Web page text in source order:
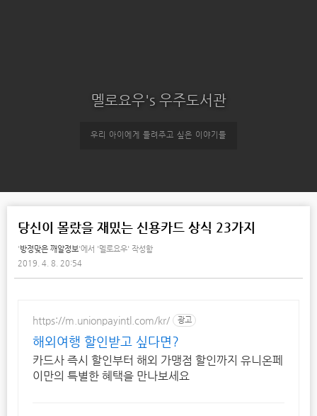
멜로요우's 우주도서관
우리 아이에게 들려주고 싶은 이야기들
당신이 몰랐을 재밌는 신용카드 상식 23가지
'방정맞은 깨알정보'에서 '멜로요우' 작성함
2019. 4. 8. 20:54
https://m.unionpayintl.com/kr/ 광고
해외여행 할인받고 싶다면?
카드사 즉시 할인부터 해외 가맹점 할인까지 유니온페
이만의 특별한 혜택을 만나보세요